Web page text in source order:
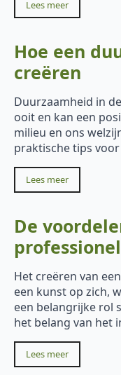
Lees meer
Hoe een
creëren
Duurzaamheid in
ooit en kan een
milieu en ons
praktische tips
Lees meer
De
Het creëren van
een kunst op zich,
een belangrijke rol
het belang van het
Lees meer